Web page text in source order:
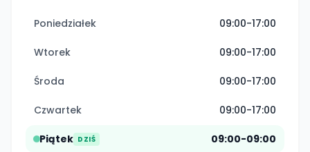
Poniedziałek 09:00-17:00
Wtorek 09:00-17:00
Środa 09:00-17:00
Czwartek 09:00-17:00
Piątek DZIŚ 09:00-09:00